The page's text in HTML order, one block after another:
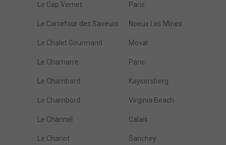
Le Cap Vernet Paris
Le Carrefour des Saveurs Noeux Les Mines
Le Chalet Gourmand Moval
Le Chamarre Paris
Le Chambard Kaysersberg
Le Chambord Virginia Beach
Le Channel Calais
Le Chariot Sanchey